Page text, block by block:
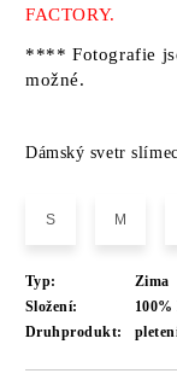
FACTORY.
**** Fotografie
možné.
Dámský svetr
S M
Typ:
Zima
Složení:
Druhprodukt: